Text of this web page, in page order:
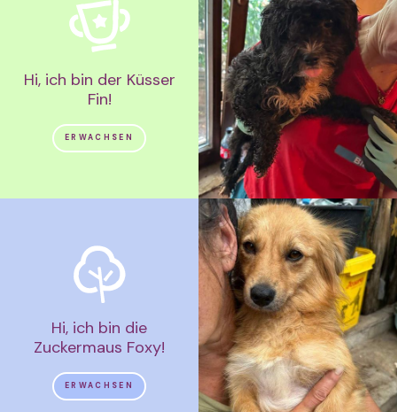
Hi, ich bin der Küsser
Fin!
ERWACHSEN
Hi, ich bin die
Zuckermaus Foxy!
ERWACHSEN